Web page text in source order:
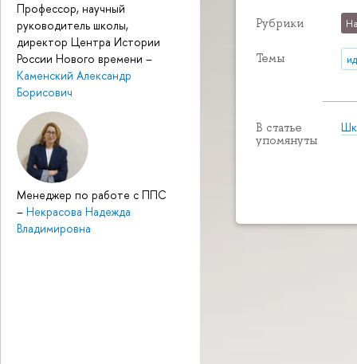
Профессор, научный
руководитель школы,
директор Центра Истории
России Нового времени –
Каменский Александр
Борисович
Менеджер по работе с ППС
– Некрасова Надежда
Владимировна
Рубрики
Темы
В статье
упомянуты